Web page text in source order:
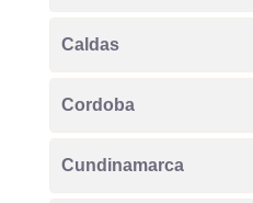
Caldas
Cordoba
Cundinamarca